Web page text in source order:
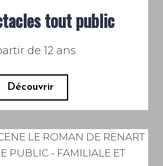
tout public
de 12 ans
Découvrir